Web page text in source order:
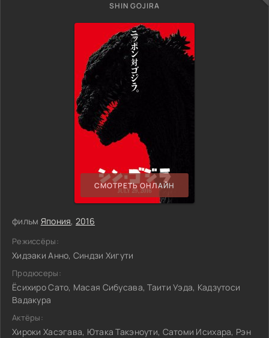
SHIN GOJIRA
СМОТРЕТЬ ОНЛАЙН
фильм Япония, 2016
Режиссёры:
Хидэаки Анно, Синдзи Хигути
Продюсеры:
Ёсихиро Сато, Масая Сибусава, Таити Уэда, Кадзутоси
Вадакура
Актёры:
Хироки Хасэгава, Ютака Такэноути, Сатоми Исихара, Рэн